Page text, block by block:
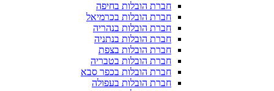
חברת הובלות בחיפה
חברת הובלות בכרמיאל
חברת הובלות בנהריה
חברת הובלות בנתניה
חברת הובלות בצפת
חברת הובלות בטבריה
חברת הובלות בכפר סבא
חברת הובלות בעפולה